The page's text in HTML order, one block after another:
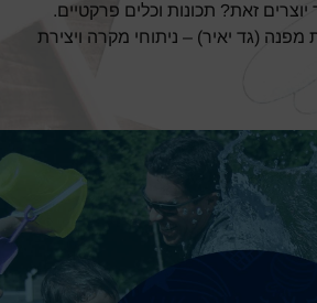
יוצרים זאת? תכונות וכלים פרקטיים.
מפנה (גד יאיר) – ניתוחי מקרה ויצירת